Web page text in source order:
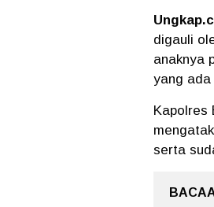
digauli
anaknya
yang ada
Kapolres
serta